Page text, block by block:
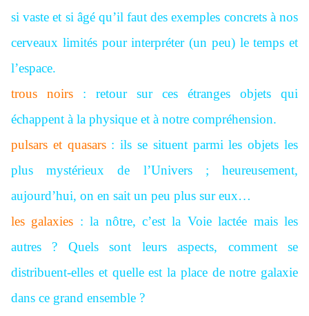
si vaste et si âgé qu’il faut des exemples concrets à nos
cerveaux limités pour interpréter (un peu) le temps et
l’espace.
trous noirs : retour sur ces étranges objets qui
échappent à la physique et à notre compréhension.
pulsars et quasars: ils se situent parmi les objets les
plus mystérieux de l’Univers ; heureusement,
aujourd’hui, on en sait un peu plus sur eux…
les galaxies : la nôtre, c’est la Voie lactée mais les
autres ? Quels sont leurs aspects, comment se
distribuent-elles et quelle est la place de notre galaxie
dans ce grand ensemble ?